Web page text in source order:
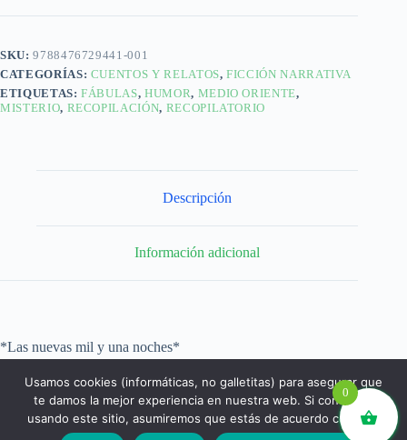
SKU:9788476729441-001
CATEGORÍAS: CUENTOS Y RELATOS,FICCIÓN NARRATIVA
ETIQUETAS:FÁBULAS,HUMOR, MEDIO ORIENTE,
MISTERIO, RECOPILACIÓN, RECOPILATORIO
Descripción
Información adicional
*Las nuevas mil y una noches*
0
Usamos cookies (informáticas, no galletitas) para asegurar que
te damos la mejor experiencia en nuestra web. Si continúas
usando este sitio, asumiremos que estás de acuerdo con ello.